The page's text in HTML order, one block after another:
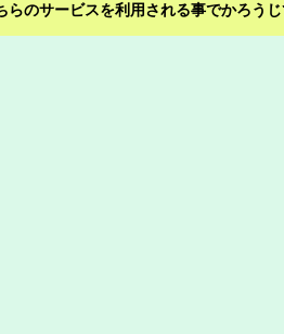
のサービスを利用される事でかろう